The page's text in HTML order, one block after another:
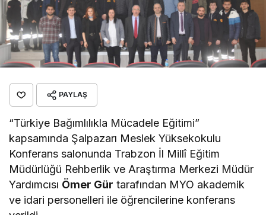
PAYLAŞ
“Türkiye Bağımlılıkla Mücadele Eğitimi”
kapsamında Şalpazarı Meslek Yüksekokulu
Konferans salonunda Trabzon İl Millî Eğitim
Müdürlüğü Rehberlik ve Araştırma Merkezi Müdür
Yardımcısı Ömer Gür tarafından MYO akademik
ve idari personelleri ile öğrencilerine konferans